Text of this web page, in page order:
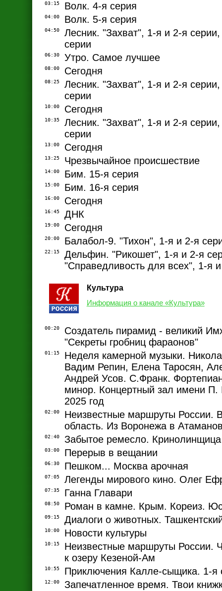
03:15 Волк. 4-я серия
04:00 Волк. 5-я серия
04:50
Лесник. "Захват", 1-я и 2-я
серии
06:30 Утро. Самое лучшее
08:00 Сегодня
08:25
Лесник. "Захват", 1-я и 2-я
серии
10:00 Сегодня
10:35
Лесник. "Захват", 1-я и 2-я
серии
13:00 Сегодня
13:25 Чрезвычайное происшествие
14:00 Бим. 15-я серия
15:00 Бим. 16-я серия
16:00 Сегодня
16:45 ДНК
19:00 Сегодня
20:00 Балабол-9. "Тихон", 1-я и 2-я
22:15
Дельфин. "Рикошет", 1-я и 2-я
"Справедливость для всех", 1-я
Культура
Информация о канале «Культура»
00:20
Создатель пирамид - великий
"Секреты гробниц фараонов"
01:15
Неделя камерной музыки.
Вадим Репин, Елена Таросян,
Андрей Усов. С.Франк.
минор. Концертный зал имени П.
2025 год
02:00
Неизвестные маршруты России.
область. Из Воронежа в
02:40 Забытое ремесло. Кринолинщица
03:00 Перерыв в вещании
06:30 Пешком... Москва арочная
07:05 Легенды мирового кино. Олег
07:35 Ганна Главари
08:50 Роман в камне. Крым. Кореиз.
09:15 Диалоги о животных.
10:00 Новости культуры
10:15
Неизвестные маршруты России.
к озеру Кезеной-Ам
10:55 Приключения Калле-сыщика. 1-я
12:00 Запечатленное время. Твои